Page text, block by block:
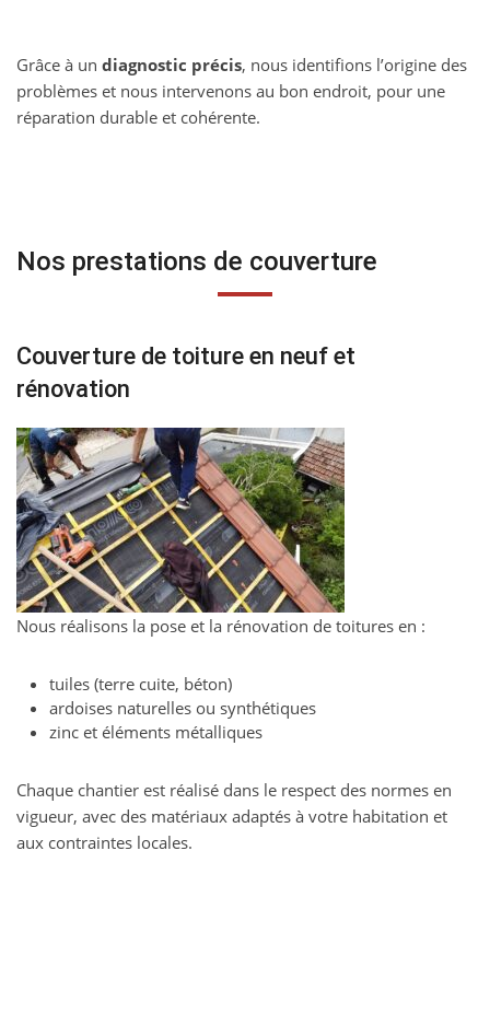
Grâce à un diagnostic précis, nous identifions l’origine des
problèmes et nous intervenons au bon endroit, pour une
réparation durable et cohérente.
Nos prestations de couverture
Couverture de toiture en neuf et
rénovation
Nous réalisons la pose et la rénovation de toitures en :
tuiles (terre cuite, béton)
ardoises naturelles ou synthétiques
zinc et éléments métalliques
Chaque chantier est réalisé dans le respect des normes en
vigueur, avec des matériaux adaptés à votre habitation et
aux contraintes locales.